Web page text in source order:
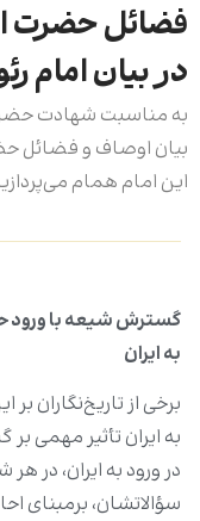
فضائل حضرت
در بیان امام
به مناسبت شهادت
بیان اوصاف و فضائل
این امام همام
گسترش شیعه با ورود
به ایران
برخی از تاریخ‌نگاران
به ایران تأثیر مهمی
در ورود به ایران، در
سؤالاتشان، برمبنای